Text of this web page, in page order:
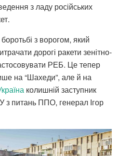
з ладу російських
з ворогом, який
дорогі ракети зенітно-
РЕБ. Це тепер
на “Шахеди”, але й на
колишній заступник
з питань ППО, генерал Ігор